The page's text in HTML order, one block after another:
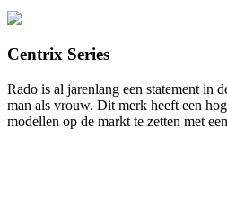
Centrix Series
Rado is al jarenlang een statement in
man als vrouw. Dit merk heeft een
modellen op de markt te zetten met